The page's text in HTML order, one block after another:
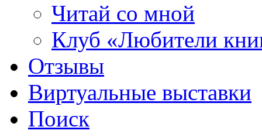
Читай со мной
Клуб «Любители
Отзывы
Виртуальные выставки
Поиск